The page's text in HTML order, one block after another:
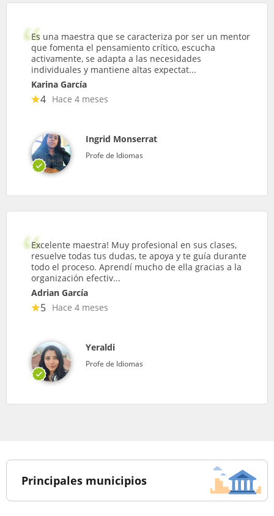
Es una maestra que se caracteriza por ser un mentor
que fomenta el pensamiento crítico, escucha
activamente, se adapta a las necesidades
individuales y mantiene altas expectat...
Karina García
4 Hace 4 meses
Ingrid Monserrat
Profe de Idiomas
Excelente maestra! Muy profesional en sus clases,
resuelve todas tus dudas, te apoya y te guía durante
todo el proceso. Aprendí mucho de ella gracias a la
organización efectiv...
Adrian García
5 Hace 4 meses
Yeraldi
Profe de Idiomas
Principales municipios